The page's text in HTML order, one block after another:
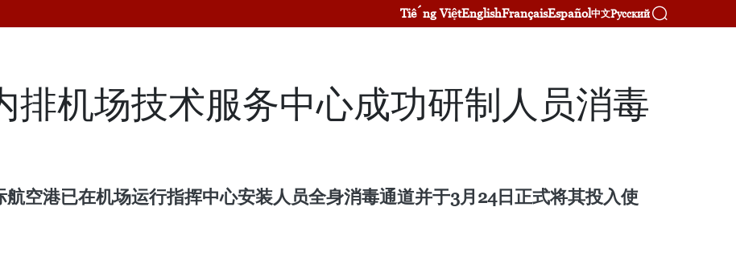
Tiếng ViệtEnglishFrançaisEspañol中文Русский
排机场技术服务中心成功研制人员消毒
空港已在机场运行指挥中心安装人员全身消毒通道并于3月24日正式将其投入使